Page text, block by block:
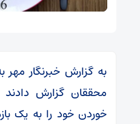
به گزارش خبرنگار
محققان گزارش
خوردن خود را به یک